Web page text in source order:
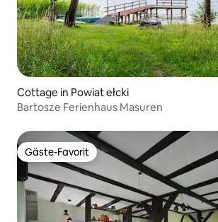
Cottage in Powiat ełcki
Bartosze Ferienhaus Masuren
Gäste-Favorit
Gäste-Favorit